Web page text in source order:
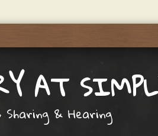
AT
& Hearing